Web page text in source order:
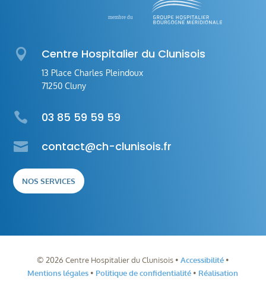
 Centre Hospitalier du Clunisois
13 Place Charles Pleindoux
71250 Cluny

03 85 59 59 59

contact@ch-clunisois.fr
NOS SERVICES
© 2026 Centre Hospitalier du Clunisois • Accessibilité•
Mentions légales • Politique de confidentialité • Réalisation